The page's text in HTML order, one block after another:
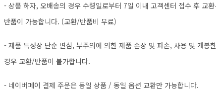
- 상품 하자, 오배송의 경우 수령일로부터 7일 이내 고객센터 접수 후 교환∙
반품이 가능합니다. (교환/반품비 무료)
- 제품 특성상 단순 변심, 부주의에 의한 제품 손상 및 파손, 사용 및 개봉한
경우 교환/반품이 불가합니다.
- 네이버페이 결제 주문은 동일 상품 / 동일 옵션 교환만 가능합니다.